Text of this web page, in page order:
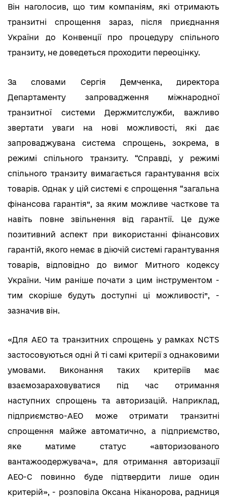
Він наголосив, що тим компаніям, які отримають
транзитні спрощення зараз, після приєднання
України до Конвенції про процедуру спільного
транзиту, не доведеться проходити переоцінку.
За словами Сергія Демченка, директора
Департаменту запровадження міжнародної
транзитної системи Держмитслужби, важливо
звертати уваги на нові можливості, які дає
запроваджувана система спрощень, зокрема, в
режимі спільного транзиту. “Справді, у режимі
спільного транзиту вимагається гарантування всіх
товарів. Однак у цій системі є спрощення “загальна
фінансова гарантія”, за яким можливе часткове та
навіть повне звільнення від гарантії. Це дуже
позитивний аспект при використанні фінансових
гарантій, якого немає в діючій системі гарантування
товарів, відповідно до вимог Митного кодексу
України. Чим раніше почати з цим інструментом -
тим скоріше будуть доступні ці можливості”, -
зазначив він.
«Для АЕО та транзитних спрощень у рамках NCTS
застосовуються одні й ті самі критерії з однаковими
умовами. Виконання таких критеріїв має
взаємозараховуватися під час отримання
наступних спрощень та авторизацій. Наприклад,
підприємство-АЕО може отримати транзитні
спрощення майже автоматично, а підприємство,
яке матиме статус «авторизованого
вантажоодержувача», для отримання авторизації
АЕО-С повинно буде підтвердити лише один
критерій», - розповіла Оксана Ніканорова, радниця